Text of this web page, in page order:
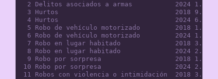
2 Delitos asociados a armas           2024 1.47
3 Hurtos                              2018 9.25
4 Hurtos                              2024 6.30
5 Robo de vehículo motorizado         2018
6 Robo de vehículo motorizado         2024
7 Robo en lugar habitado              2018
8 Robo en lugar habitado              2024
9 Robo por sorpresa                   2018 1.84
10 Robo por sorpresa                   2024 2.04
11 Robos con violencia o intimidación  2018